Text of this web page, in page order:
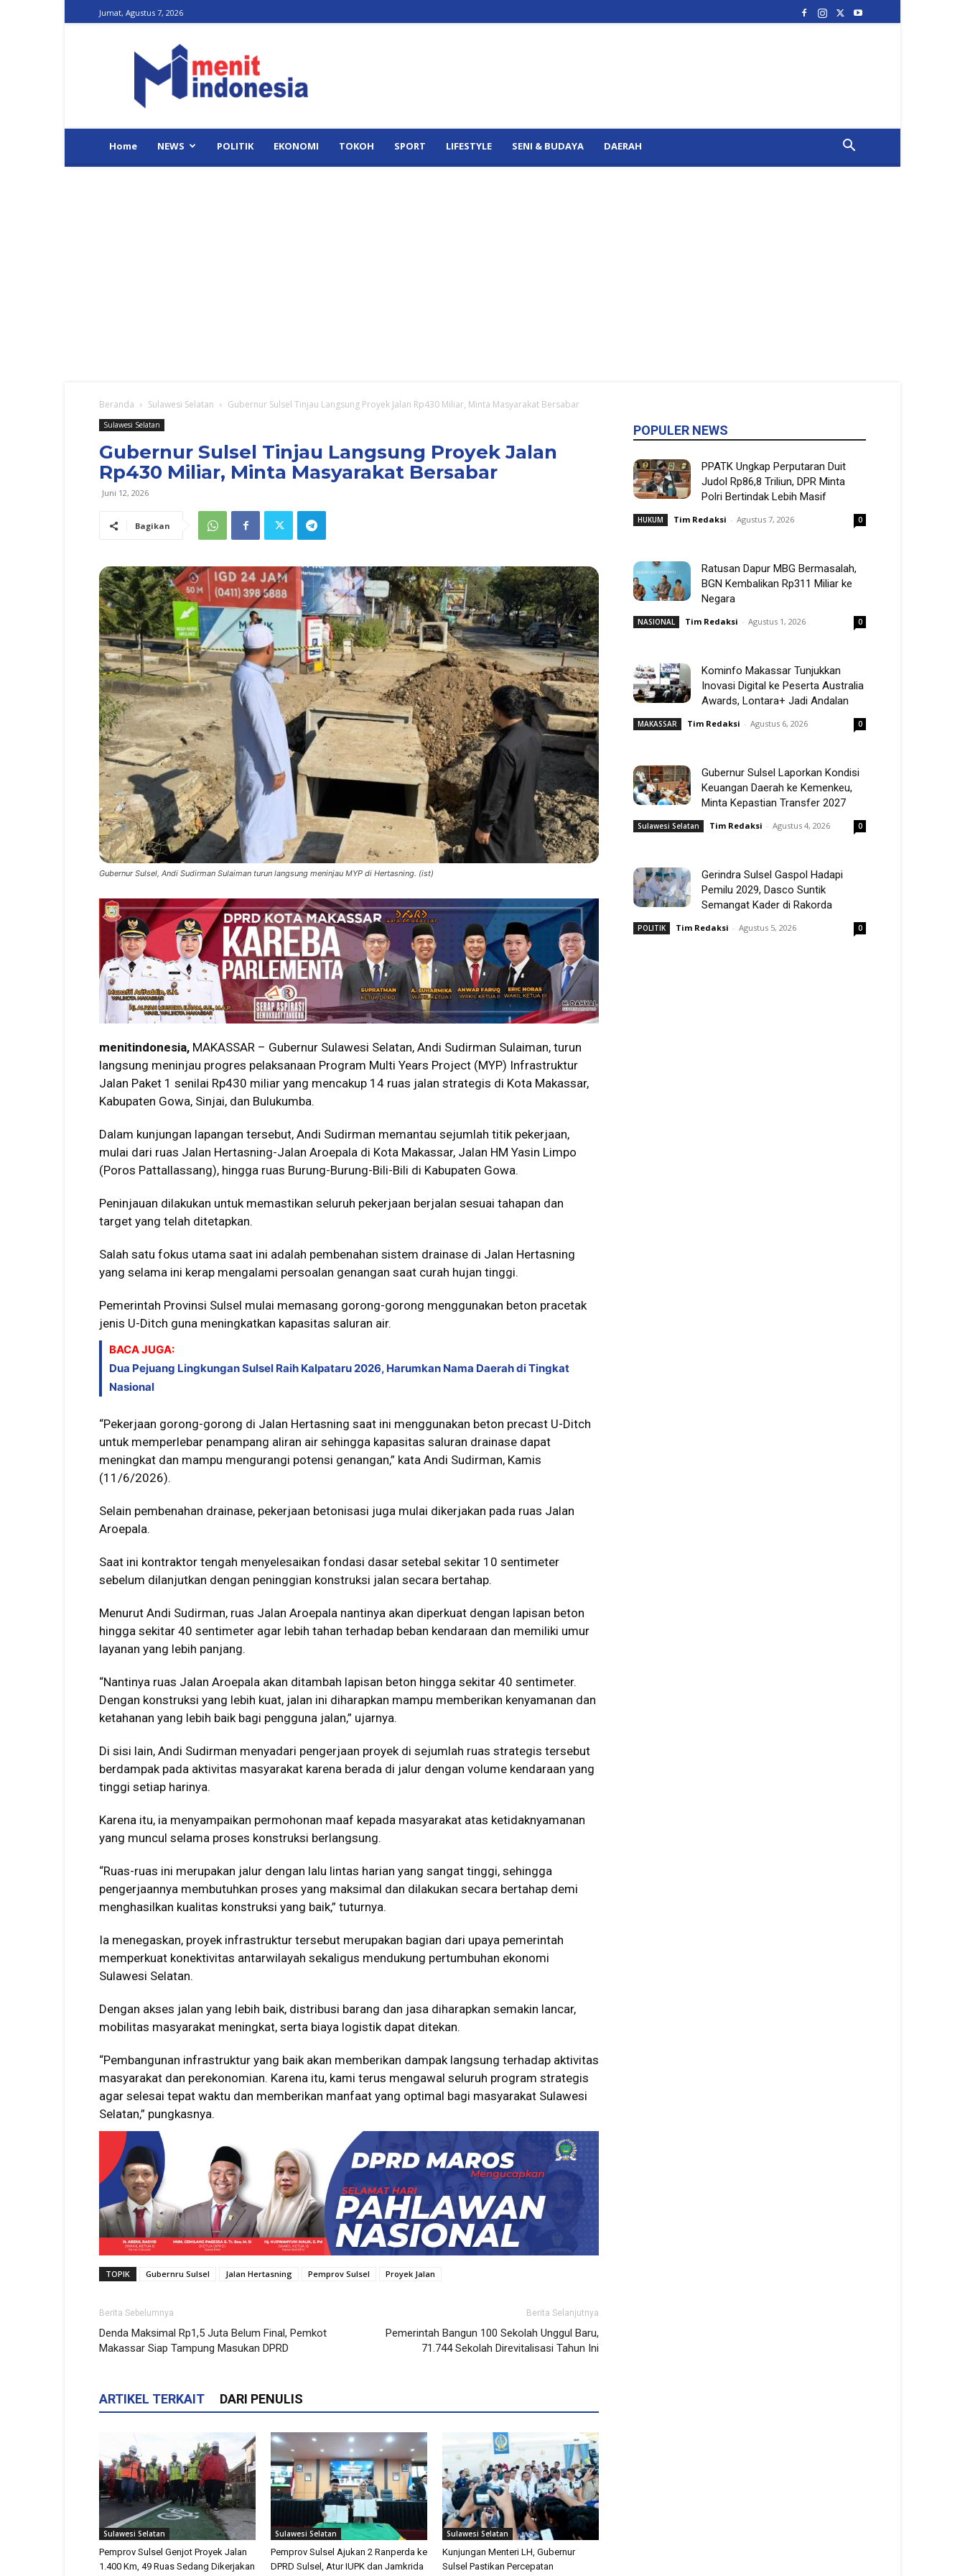
Jumat, Agustus 7, 2026
Indonesia
Home NEWS POLITIK EKONOMI TOKOH SPORT LIFESTYLE SENI & BUDAYA DAERAH
Beranda Sulawesi Selatan Gubernur Sulsel Tinjau Langsung Proyek Jalan Rp430 Miliar, Minta Masyarakat Bersabar
Sulawesi Selatan
Gubernur Sulsel Tinjau Langsung Proyek Jalan
Rp430 Miliar, Minta Masyarakat Bersabar
Juni 12, 2026
Bagikan
Gubernur Sulsel, Andi Sudirman Sulaiman turun langsung meninjau MYP di Hertasning. (ist)
menitindonesia, MAKASSAR – Gubernur Sulawesi Selatan, Andi Sudirman Sulaiman, turun
langsung meninjau progres pelaksanaan Program Multi Years Project (MYP) Infrastruktur
Jalan Paket 1 senilai Rp430 miliar yang mencakup 14 ruas jalan strategis di Kota Makassar,
Kabupaten Gowa, Sinjai, dan Bulukumba.
Dalam kunjungan lapangan tersebut, Andi Sudirman memantau sejumlah titik pekerjaan,
mulai dari ruas Jalan Hertasning-Jalan Aroepala di Kota Makassar, Jalan HM Yasin Limpo
(Poros Pattallassang), hingga ruas Burung-Burung-Bili-Bili di Kabupaten Gowa.
Peninjauan dilakukan untuk memastikan seluruh pekerjaan berjalan sesuai tahapan dan
target yang telah ditetapkan.
Salah satu fokus utama saat ini adalah pembenahan sistem drainase di Jalan Hertasning
yang selama ini kerap mengalami persoalan genangan saat curah hujan tinggi.
Pemerintah Provinsi Sulsel mulai memasang gorong-gorong menggunakan beton pracetak
jenis U-Ditch guna meningkatkan kapasitas saluran air.
BACA JUGA:
Dua Pejuang Lingkungan Sulsel Raih Kalpataru 2026, Harumkan Nama Daerah di Tingkat
Nasional
“Pekerjaan gorong-gorong di Jalan Hertasning saat ini menggunakan beton precast U-Ditch
untuk memperlebar penampang aliran air sehingga kapasitas saluran drainase dapat
meningkat dan mampu mengurangi potensi genangan,” kata Andi Sudirman, Kamis
(11/6/2026).
Selain pembenahan drainase, pekerjaan betonisasi juga mulai dikerjakan pada ruas Jalan
Aroepala.
Saat ini kontraktor tengah menyelesaikan fondasi dasar setebal sekitar 10 sentimeter
sebelum dilanjutkan dengan peninggian konstruksi jalan secara bertahap.
Menurut Andi Sudirman, ruas Jalan Aroepala nantinya akan diperkuat dengan lapisan beton
hingga sekitar 40 sentimeter agar lebih tahan terhadap beban kendaraan dan memiliki umur
layanan yang lebih panjang.
“Nantinya ruas Jalan Aroepala akan ditambah lapisan beton hingga sekitar 40 sentimeter.
Dengan konstruksi yang lebih kuat, jalan ini diharapkan mampu memberikan kenyamanan dan
ketahanan yang lebih baik bagi pengguna jalan,” ujarnya.
Di sisi lain, Andi Sudirman menyadari pengerjaan proyek di sejumlah ruas strategis tersebut
berdampak pada aktivitas masyarakat karena berada di jalur dengan volume kendaraan yang
tinggi setiap harinya.
Karena itu, ia menyampaikan permohonan maaf kepada masyarakat atas ketidaknyamanan
yang muncul selama proses konstruksi berlangsung.
“Ruas-ruas ini merupakan jalur dengan lalu lintas harian yang sangat tinggi, sehingga
pengerjaannya membutuhkan proses yang maksimal dan dilakukan secara bertahap demi
menghasilkan kualitas konstruksi yang baik,” tuturnya.
Ia menegaskan, proyek infrastruktur tersebut merupakan bagian dari upaya pemerintah
memperkuat konektivitas antarwilayah sekaligus mendukung pertumbuhan ekonomi
Sulawesi Selatan.
Dengan akses jalan yang lebih baik, distribusi barang dan jasa diharapkan semakin lancar,
mobilitas masyarakat meningkat, serta biaya logistik dapat ditekan.
“Pembangunan infrastruktur yang baik akan memberikan dampak langsung terhadap aktivitas
masyarakat dan perekonomian. Karena itu, kami terus mengawal seluruh program strategis
agar selesai tepat waktu dan memberikan manfaat yang optimal bagi masyarakat Sulawesi
Selatan,” pungkasnya.
TOPIK Gubernru Sulsel Jalan Hertasning Pemprov Sulsel Proyek Jalan
Berita Sebelumnya
Denda Maksimal Rp1,5 Juta Belum Final, Pemkot
Makassar Siap Tampung Masukan DPRD
Berita Selanjutnya
Pemerintah Bangun 100 Sekolah Unggul Baru,
71.744 Sekolah Direvitalisasi Tahun Ini
ARTIKEL TERKAIT DARI PENULIS
Sulawesi Selatan
Pemprov Sulsel Genjot Proyek Jalan
1.400 Km, 49 Ruas Sedang Dikerjakan
Sulawesi Selatan
Pemprov Sulsel Ajukan 2 Ranperda ke
DPRD Sulsel, Atur IUPK dan Jamkrida
Sulawesi Selatan
Kunjungan Menteri LH, Gubernur
Sulsel Pastikan Percepatan
POPULER NEWS
PPATK Ungkap Perputaran Duit
Judol Rp86,8 Triliun, DPR Minta
Polri Bertindak Lebih Masif
HUKUM Tim Redaksi - Agustus 7, 2026 0
Ratusan Dapur MBG Bermasalah,
BGN Kembalikan Rp311 Miliar ke
Negara
NASIONAL Tim Redaksi - Agustus 1, 2026 0
Kominfo Makassar Tunjukkan
Inovasi Digital ke Peserta Australia
Awards, Lontara+ Jadi Andalan
MAKASSAR Tim Redaksi - Agustus 6, 2026 0
Gubernur Sulsel Laporkan Kondisi
Keuangan Daerah ke Kemenkeu,
Minta Kepastian Transfer 2027
Sulawesi Selatan Tim Redaksi - Agustus 4, 2026 0
Gerindra Sulsel Gaspol Hadapi
Pemilu 2029, Dasco Suntik
Semangat Kader di Rakorda
POLITIK Tim Redaksi - Agustus 5, 2026 0